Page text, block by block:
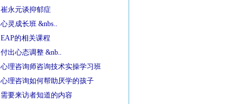
崔永元谈抑郁症
心灵成长班 &nbs..
EAP的相关课程
付出心态调整 &nb..
心理咨询师咨询技术实操学习班
心理咨询如何帮助厌学的孩子
需要来访者知道的内容